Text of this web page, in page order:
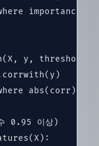
importance
y,
abs(corr) >=
0.95 이상)